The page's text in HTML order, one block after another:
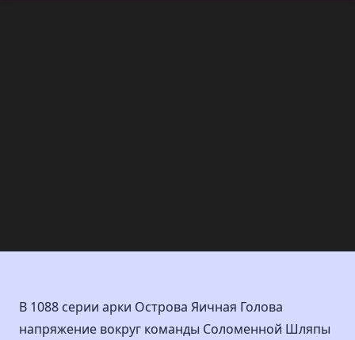
В 1088 серии арки Острова Яичная Голова
напряжение вокруг команды Соломенной Шляпы